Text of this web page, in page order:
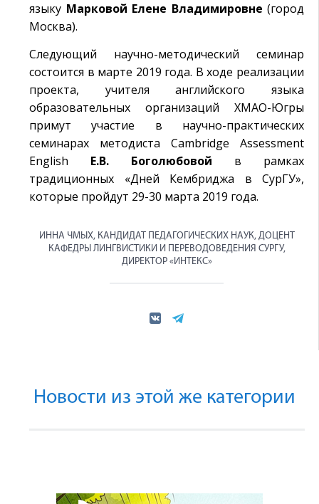
языку Марковой Елене Владимировне (город
Москва).
Следующий научно-методический семинар
состоится в марте 2019 года. В ходе реализации
проекта, учителя английского языка
образовательных организаций ХМАО-Югры
примут участие в научно-практических
семинарах методиста Cambridge Assessment
English Е.В. Боголюбовой в рамках
традиционных «Дней Кембриджа в СурГУ»,
которые пройдут 29-30 марта 2019 года.
ИННА ЧМЫХ, КАНДИДАТ ПЕДАГОГИЧЕСКИХ НАУК, ДОЦЕНТ
КАФЕДРЫ ЛИНГВИСТИКИ И ПЕРЕВОДОВЕДЕНИЯ СУРГУ,
ДИРЕКТОР «ИНТЕКС»
Новости из этой же категории